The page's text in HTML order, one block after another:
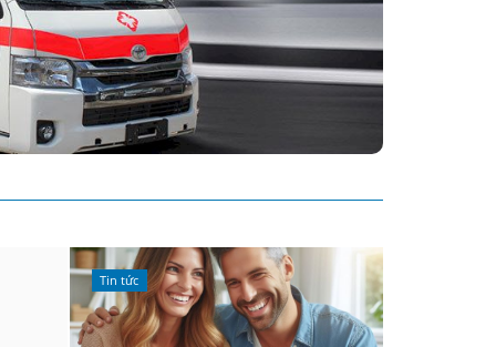
Tin tức